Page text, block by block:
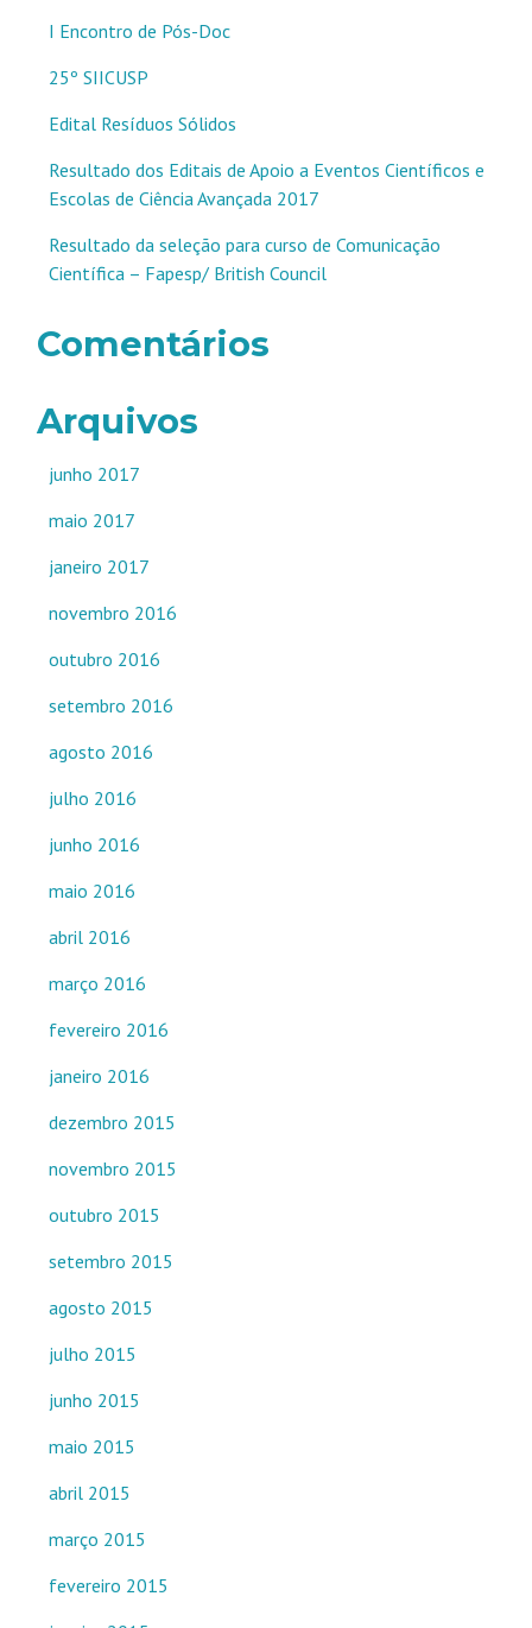
I Encontro de Pós-Doc
25º SIICUSP
Edital Resíduos Sólidos
Resultado dos Editais de Apoio a Eventos Científicos e
Escolas de Ciência Avançada 2017
Resultado da seleção para curso de Comunicação
Científica – Fapesp/ British Council
Comentários
Arquivos
junho 2017
maio 2017
janeiro 2017
novembro 2016
outubro 2016
setembro 2016
agosto 2016
julho 2016
junho 2016
maio 2016
abril 2016
março 2016
fevereiro 2016
janeiro 2016
dezembro 2015
novembro 2015
outubro 2015
setembro 2015
agosto 2015
julho 2015
junho 2015
maio 2015
abril 2015
março 2015
fevereiro 2015